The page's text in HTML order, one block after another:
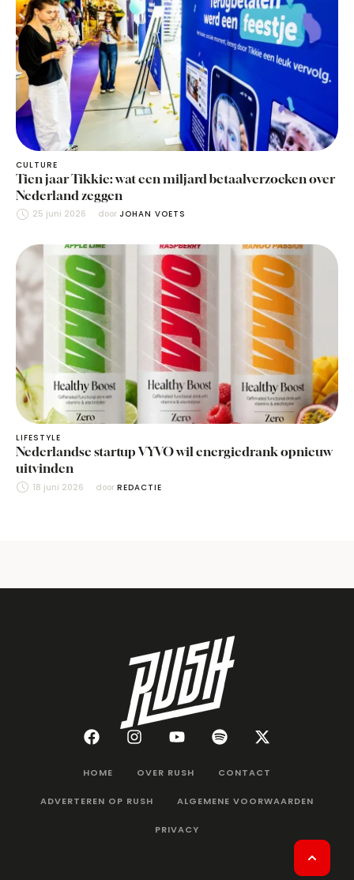
CULTURE
Tien jaar Tikkie: wat een miljard betaalverzoeken over
Nederland zeggen
25 juni 2026 door JOHAN VOETS
LIFESTYLE
Nederlandse startup VYVO wil energiedrank opnieuw
uitvinden
18 juni 2026 door REDACTIE
HOME OVER RUSH CONTACT
ADVERTEREN OP RUSH ALGEMENE VOORWAARDEN
PRIVACY